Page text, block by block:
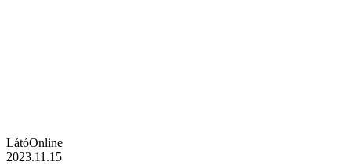
LátóOnline
2023.11.15